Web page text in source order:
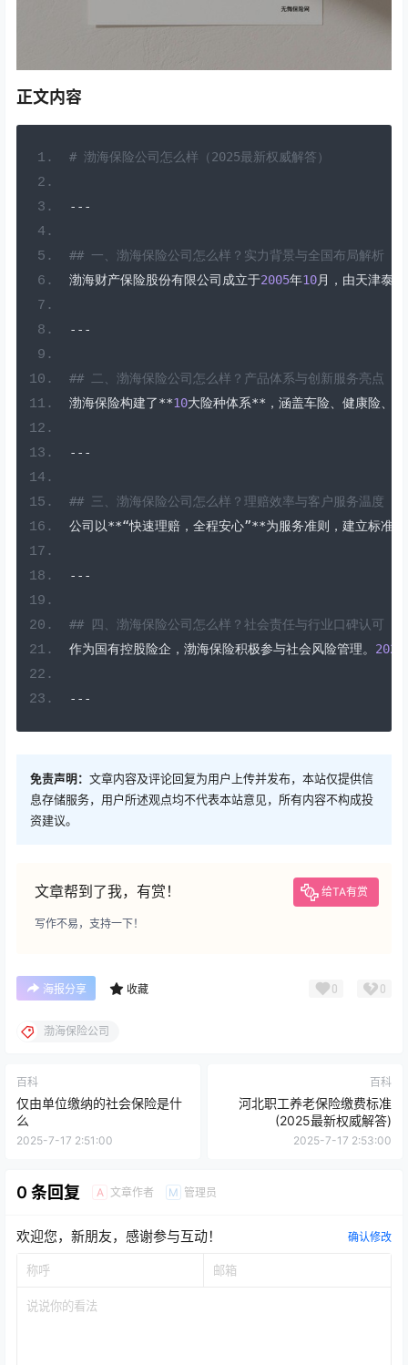
正文内容
# 渤海保险公司怎么样（2025最新权威解答）
---
## 一、渤海保险公司怎么样？实力背景与全国布局解析
渤海财产保险股份有限公司成立于2005年10月，由天津泰
---
## 二、渤海保险公司怎么样？产品体系与创新服务亮点
渤海保险构建了**10大险种体系**，涵盖车险、健康险、
---
## 三、渤海保险公司怎么样？理赔效率与客户服务温度
公司以**“快速理赔，全程安心”**为服务准则，建立标准
---
## 四、渤海保险公司怎么样？社会责任与行业口碑认可
作为国有控股险企，渤海保险积极参与社会风险管理。 2025
---
免责声明： 文章内容及评论回复为用户上传并发布，本站仅提供信
息存储服务，用户所述观点均不代表本站意见，所有内容不构成投
资建议。
文章帮到了我，有赏！ 给TA有赏
写作不易，支持一下！
海报分享 收藏 0 0
渤海保险公司
百科
仅由单位缴纳的社会保险是什
么
2025-7-17 2:51:00
百科
河北职工养老保险缴费标准
(2025最新权威解答)
2025-7-17 2:53:00
0 条回复 A 文章作者 M 管理员
欢迎您，新朋友，感谢参与互动！ 确认修改